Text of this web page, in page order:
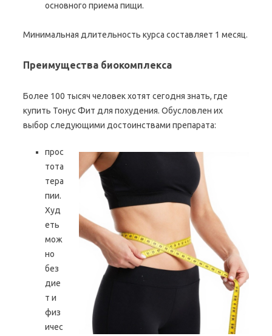
основного приема пищи.
Минимальная длительность курса составляет 1 месяц.
Преимущества биокомплекса
Более 100 тысяч человек хотят сегодня знать, где
купить Тонус Фит для похудения. Обусловлен их
выбор следующими достоинствами препарата:
прос
тота
тера
пии.
Худ
еть
мож
но
без
дие
т и
физ
ичес